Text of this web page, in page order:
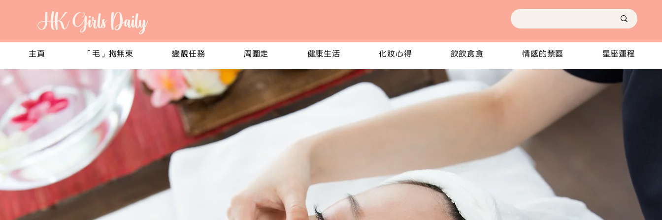
HK Girls Daily
主頁 「毛」拘無束 變靚任務 周圍走 健康生活 化妝心得 飲飲食食 情感的禁區 星座運程